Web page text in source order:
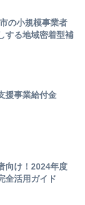
の小規模事業者
する地域密着型補
援事業給付金
向け！2024年度
全活用ガイド